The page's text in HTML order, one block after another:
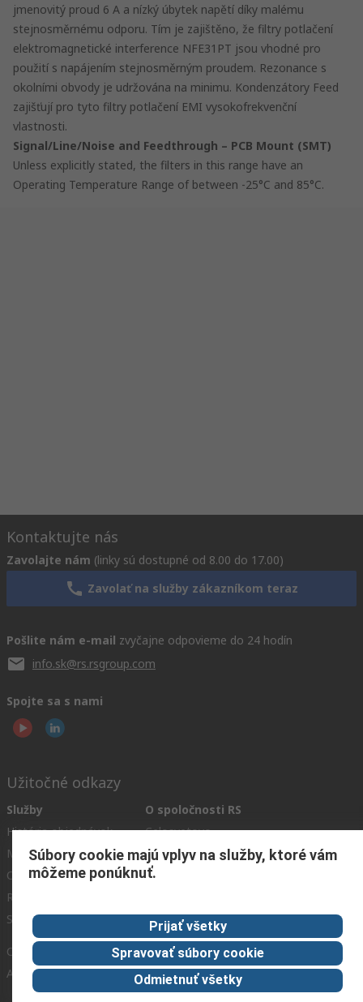
jmenovitý proud 6 A a nízký úbytek napětí díky malému
stejnosměrnému odporu. Tím je zajištěno, že filtry potlačení
elektromagnetické interference NFE31PT jsou vhodné pro
použití s napájením stejnosměrným proudem. Rezonance s
okolními obvody je udržována na minimu. Kondenzátory Feed
zajišťují pro tyto filtry potlačení EMI vysokofrekvenční
vlastnosti.
Signal/Line/Noise and Feedthrough – PCB Mount (SMT)
Unless explicitly stated, the filters in this range have an
Operating Temperature Range of between -25°C and 85°C.
Kontaktujte nás
Zavolajte nám (linky sú dostupné od 8.00 do 17.00)
Zavolať na služby zákazníkom teraz
Pošlite nám e-mail zvyčajne odpovieme do 24 hodín
info.sk@rs.rsgroup.com
Spojte sa s nami
Užitočné odkazy
Služby
História objednávok
Možnosti platby
Objednávanie
Recyklácia
Spôsob dodania
O spoločnosti RS
Celosvetovo
ESG
Kariéra
Ocenenia
Corporate Group
About RS
Súbory cookie majú vplyv na služby, ktoré vám
môžeme ponúknuť.
Prijať všetky
Spravovať súbory cookie
Odmietnuť všetky